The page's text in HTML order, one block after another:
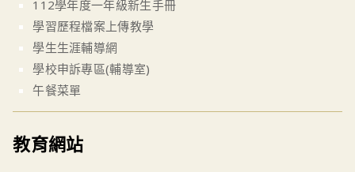
112學年度一年級新生手冊
學習歷程檔案上傳教學
學生生涯輔導網
學校申訴專區(輔導室)
午餐菜單
教育網站